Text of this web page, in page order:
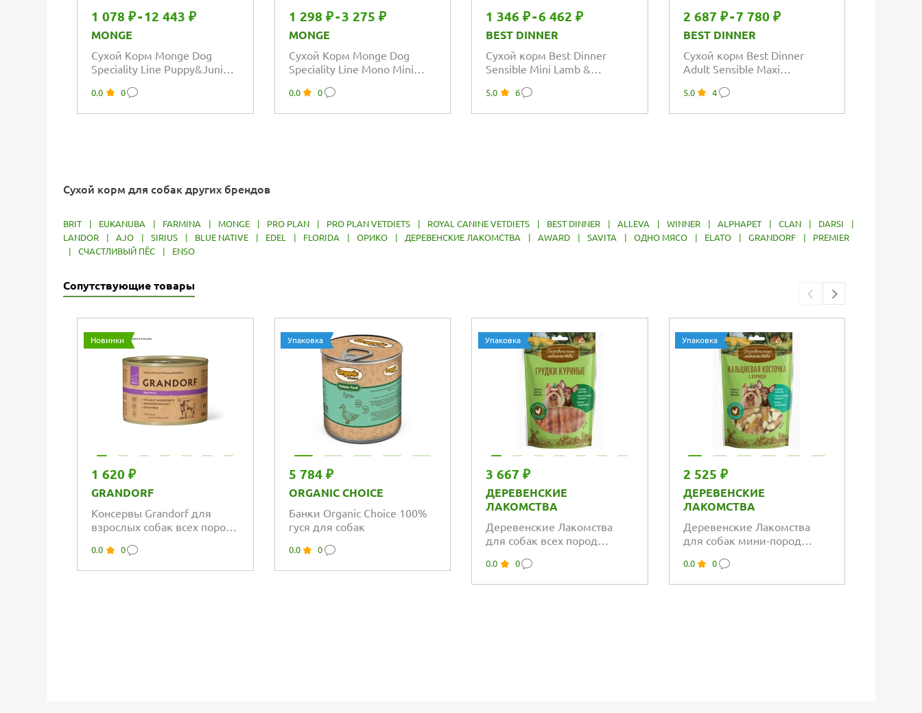
1 078 ₽-12 443 ₽
MONGE
Сухой Корм Monge Dog
Speciality Line Puppy&Junior
пород из...
0.0 0
1 298 ₽-3 275 ₽
MONGE
Сухой Корм Monge Dog
Speciality Line Mono Mini
щенков и беременных...
0.0 0
1 346 ₽-6 462 ₽
BEST DINNER
Сухой корм Best Dinner
Sensible Mini Lamb &
собак мелких пород,...
5.0 6
2 687 ₽-7 780 ₽
BEST DINNER
Сухой корм Best Dinner
Adult Sensible Maxi
собак крупных...
5.0 4
Сухой корм для собак других брендов
BRIT | EUKANUBA | FARMINA | MONGE | PRO PLAN | PRO PLAN VETDIETS | ROYAL CANINE VETDIETS | BEST DINNER | ALLEVA | WINNER | ALPHAPET | CLAN | DARSI
|
LANDOR
| AJO | SIRIUS | BLUE NATIVE | EDEL | FLORIDA | ОРИКО | ДЕРЕВЕНСКИЕ ЛАКОМСТВА | AWARD | SAVITA | ОДНО МЯСО | ELATO | GRANDORF |
PREMIER
|
СЧАСТЛИВЫЙ ПЁС | ENSO
Сопутствующие товары
Новинки
1 620 ₽
GRANDORF
Консервы Grandorf для
взрослых собак всех пород
из говядины
0.0 0
Упаковка
5 784 ₽
ORGANIC CHOICE
Банки Organic Choice 100%
гуся для собак
0.0 0
Упаковка
3 667 ₽
ДЕРЕВЕНСКИЕ
ЛАКОМСТВА
Деревенские Лакомства
для собак всех пород
0.0 0
Упаковка
2 525 ₽
ДЕРЕВЕНСКИЕ
ЛАКОМСТВА
Деревенские Лакомства
для собак мини-пород
курицей
0.0 0